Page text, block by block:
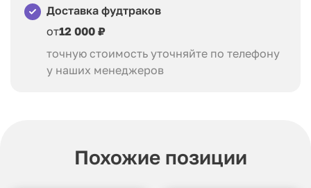
Доставка фудтраков
от12 000 ₽
точную стоимость уточняйте по телефону
у наших менеджеров
Похожие позиции